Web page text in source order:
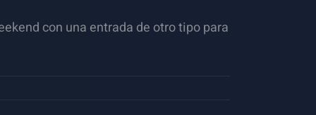
con una entrada de otro tipo para